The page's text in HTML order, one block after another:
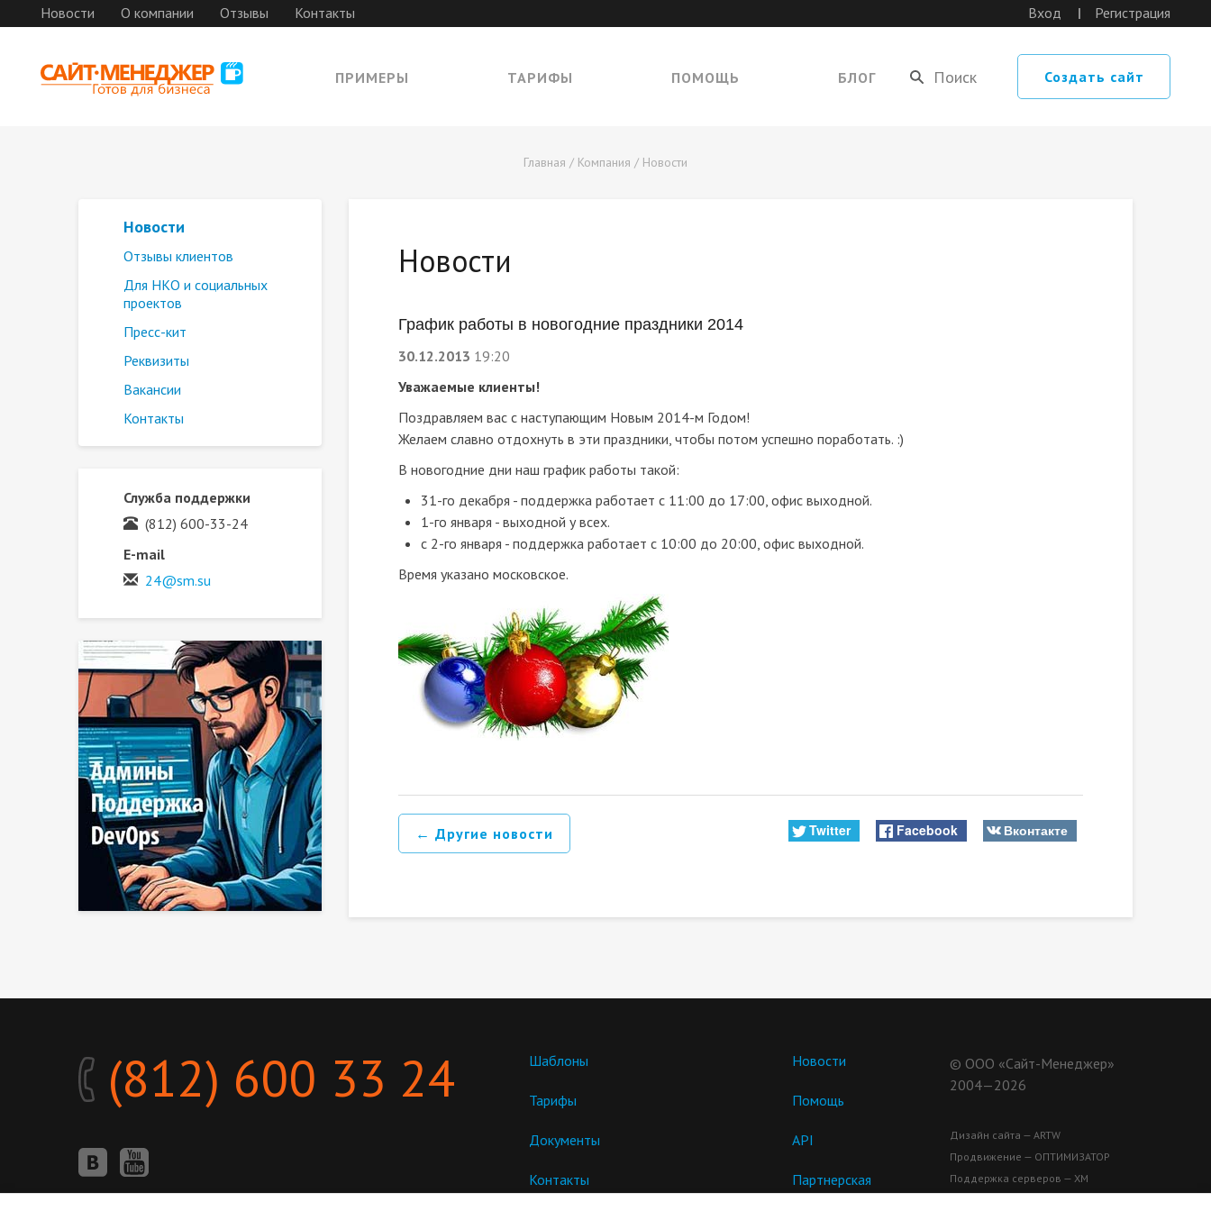
Новости О компании Отзывы Контакты Вход Регистрация
ПРИМЕРЫ ТАРИФЫ ПОМОЩЬ БЛОГ Создать сайт
Главная / Компания / Новости
Новости
График работы в новогодние праздники 2014
30.12.2013 19:20
Уважаемые клиенты!
Поздравляем вас с наступающим Новым 2014-м Годом!
Желаем славно отдохнуть в эти праздники, чтобы потом успешно поработать. :)
В новогодние дни наш график работы такой:
31-го декабря - поддержка работает с 11:00 до 17:00, офис выходной.
1-го января - выходной у всех.
с 2-го января - поддержка работает с 10:00 до 20:00, офис выходной.
Время указано московское.
← Другие новости Twitter Facebook Вконтакте
Новости
Отзывы клиентов
Для НКО и социальных
проектов
Пресс-кит
Реквизиты
Вакансии
Контакты
Служба поддержки
(812) 600-33-24
E-mail
24@sm.su
(812) 600 33 24 Шаблоны
Тарифы
Документы
Контакты
Новости
Помощь
API
Партнерская
программа
© ООО «Сайт-Менеджер»
2004—2026
Дизайн сайта — ARTW
Продвижение — ОПТИМИЗАТОР
Поддержка серверов — ХМ